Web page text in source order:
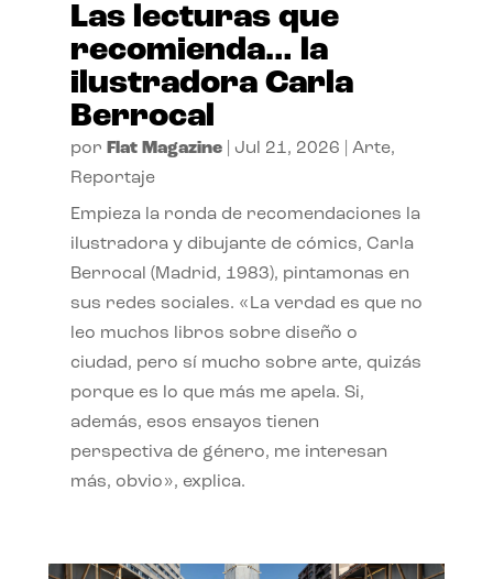
Las lecturas que
recomienda… la
ilustradora Carla
Berrocal
por Flat Magazine| Jul 21, 2026 Arte,
Reportaje
Empieza la ronda de recomendaciones la
ilustradora y dibujante de cómics, Carla
Berrocal (Madrid, 1983), pintamonas en
sus redes sociales. «La verdad es que no
leo muchos libros sobre diseño o
ciudad, pero sí mucho sobre arte, quizás
porque es lo que más me apela. Si,
además, esos ensayos tienen
perspectiva de género, me interesan
más, obvio», explica.